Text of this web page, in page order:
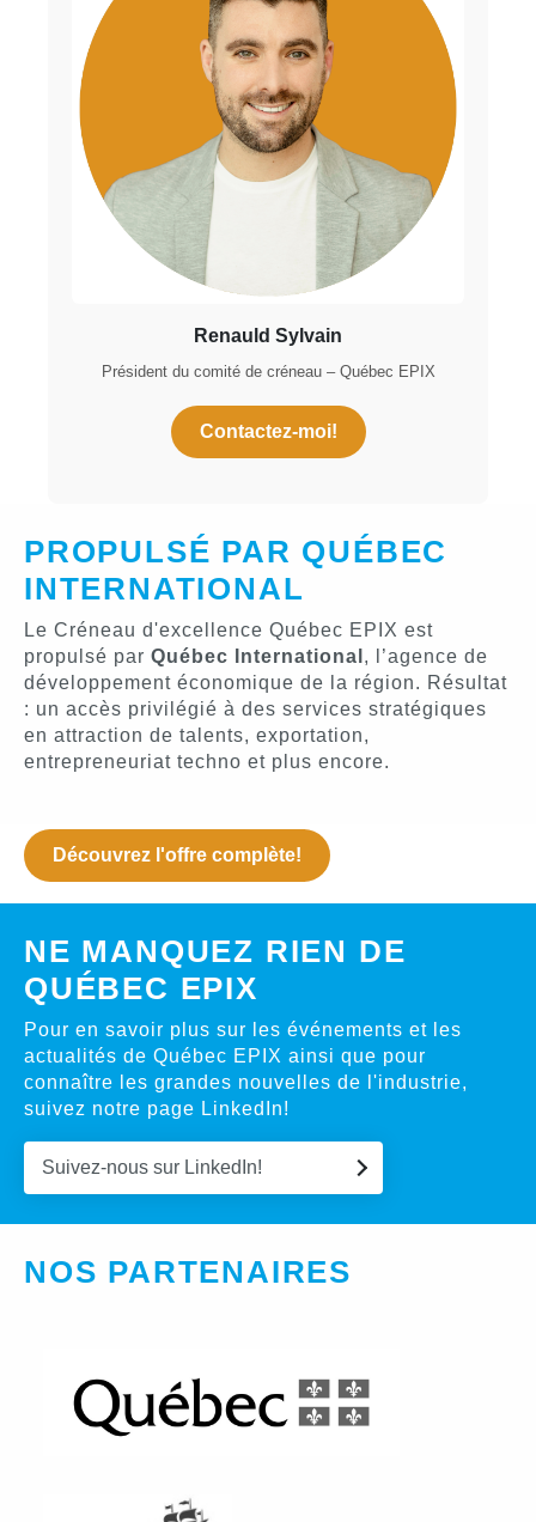
Renauld Sylvain
Président du comité de créneau – Québec EPIX
Contactez-moi!
PROPULSÉ PAR QUÉBEC
INTERNATIONAL
Le Créneau d'excellence Québec EPIX est
propulsé par Québec International , l’agence de
développement économique de la région. Résultat
: un accès privilégié à des services stratégiques
en attraction de talents, exportation,
entrepreneuriat techno et plus encore.
Découvrez l'offre complète!
NE MANQUEZ RIEN DE
QUÉBEC EPIX
Pour en savoir plus sur les événements et les
actualités de Québec EPIX ainsi que pour
connaître les grandes nouvelles de l'industrie,
suivez notre page LinkedIn!
Suivez-nous sur LinkedIn!
NOS PARTENAIRES